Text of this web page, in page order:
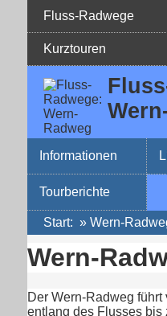
Fluss-Radwege
Kurztouren
Informationen
Tourberichte
Start: » Wern-
Wern-
Der Wern-Radweg
entlang des Flusses bis